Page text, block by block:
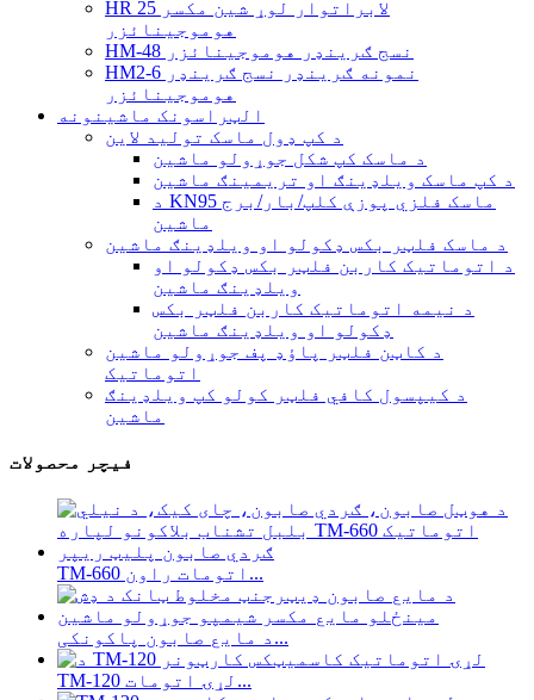
HR 25 لابراتوار لوړ شین مکسر
هوموجینائزر
HM-48 نسج ګرینډر هوموجینائزر
HM2-6 نمونه ګرینډر نسج ګرینډر
هوموجینائزر
الټراسونک ماشینونه
د کپ ډول ماسک تولید لاین
د ماسک کپ شکل جوړولو ماشین
د کپ ماسک ویلډینګ او تریمینګ ماشین
د KN95 ماسک فلزي پوزې کلپ/بار/برج
ماشین
د ماسک فلټر بکس ډکولو او ویلډینګ ماشین
د اتوماتیک کاربن فلټر بکس ډکولو او
ویلډینګ ماشین
د نیمه اتوماتیک کاربن فلټر بکس
ډکولو او ویلډینګ ماشین
د کاټن فلټر پاؤډ پف جوړولو ماشین
اتوماتیک
د کیپسول کافي فلټر کولو کپ ویلډینګ
ماشین
فیچر محصولات
TM-660 اتومات راون...
د مایع صابون پاکونکی...
TM-120 لړۍ اتومات...